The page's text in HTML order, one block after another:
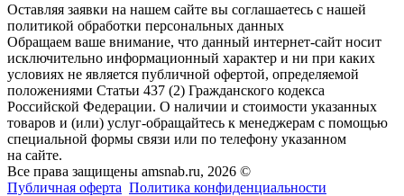
Оставляя заявки на нашем сайте вы соглашаетесь с нашей
политикой обработки персональных данных
Обращаем ваше внимание, что данный интернет-сайт носит
исключительно информационный характер и ни при каких
условиях не является публичной офертой, определяемой
положениями Статьи 437 (2) Гражданского кодекса
Российской Федерации. О наличии и стоимости указанных
товаров и (или) услуг-обращайтесь к менеджерам с помощью
специальной формы связи или по телефону указанном
на сайте.
Все права защищены amsnab.ru, 2026 ©
Публичная оферта Политика конфиденциальности